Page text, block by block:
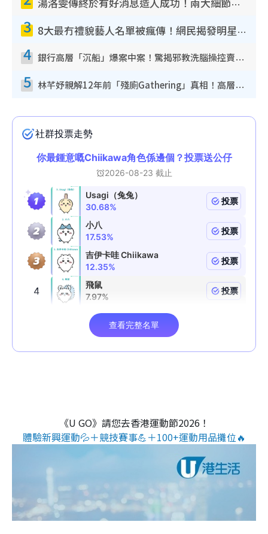
湯洛雯傳終於有好消息造人成功！兩大細節曝孕味極濃惹猜測：大肚婆先會咁！
3 8大最冇禮貌藝人名單被瘋傳！網民揭發明星真面目 一致數臭呢位係無品天花板？
4 銀行高層「沉船」爆案中案！驚揭邪教洗腦操控賣淫被吞600萬 幕後黑手講多錯多
5 林芊妤親解12年前「殘廁Gathering」真相！高層解約一句話重創尊嚴至今拒返TVB
《U GO》請您去香港運動節2026！
體驗新興運動💦＋競技賽事💪＋100+運動用品攤位🔥